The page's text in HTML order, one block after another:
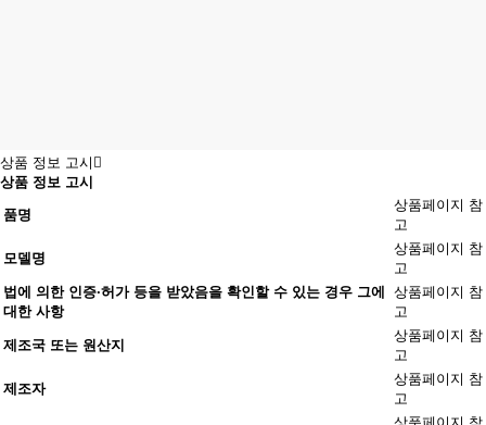
상품 정보 고시
상품 정보 고시
품명
상품페이지 참
고
모델명
상품페이지 참
고
법에 의한 인증·허가 등을 받았음을 확인할 수 있는 경우 그에
대한 사항
상품페이지 참
고
제조국 또는 원산지
상품페이지 참
고
제조자
상품페이지 참
고